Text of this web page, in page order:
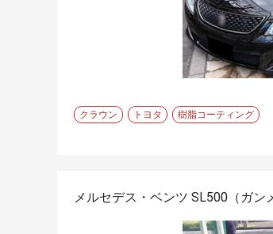
クラウン トヨタ 樹脂コーティング
メルセデス・ベンツ SL500（ガ